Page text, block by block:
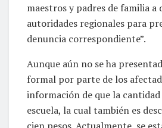
maestros y padres de familia a
autoridades regionales para
denuncia correspondiente”.
Aunque aún no se ha
formal por parte de los
información de que la
escuela, la cual también es